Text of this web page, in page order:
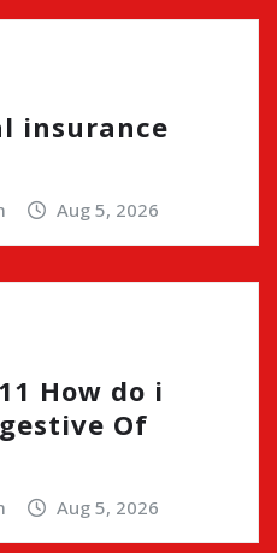
insurance
Aug 5, 2026
How do i
Of
Aug 5, 2026